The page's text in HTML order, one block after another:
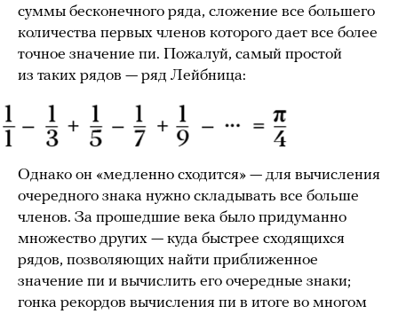
суммы бесконечного ряда, сложение все большего
количества первых членов которого дает все более
точное значение пи. Пожалуй, самый простой
из таких рядов — ряд Лейбница:
Однако он «медленно сходится» — для вычисления
очередного знака нужно складывать все больше
членов. За прошедшие века было придуманно
множество других — куда быстрее сходящихся
рядов, позволяющих найти приближенное
значение пи и вычислить его очередные знаки;
гонка рекордов вычисления пи в итоге во многом